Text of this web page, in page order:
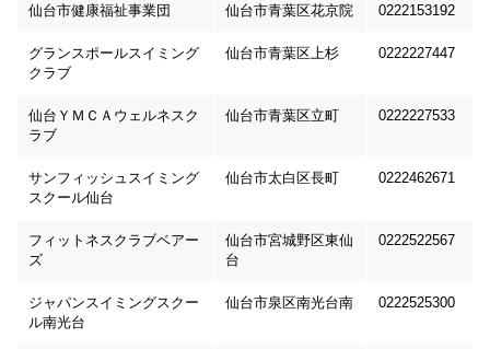
仙台市健康福祉事業団 仙台市青葉区花京院 0222153192
グランスポールスイミング
クラブ
仙台市青葉区上杉 0222227447
仙台ＹＭＣＡウェルネスク
ラブ
仙台市青葉区立町 0222227533
サンフィッシュスイミング
スクール仙台
仙台市太白区長町 0222462671
フィットネスクラブベアー
ズ
仙台市宮城野区東仙
台
0222522567
ジャパンスイミングスクー
ル南光台
仙台市泉区南光台南 0222525300